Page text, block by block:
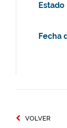
Estado
Fecha
VOLVER